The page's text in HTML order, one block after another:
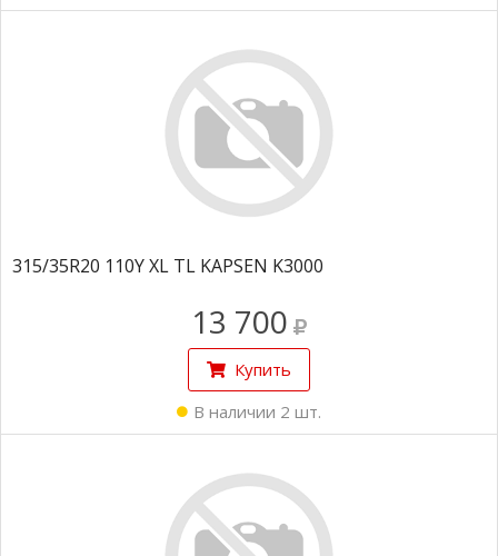
315/35R20 110Y XL TL KAPSEN K3000
13 700
Купить
В наличии 2 шт.